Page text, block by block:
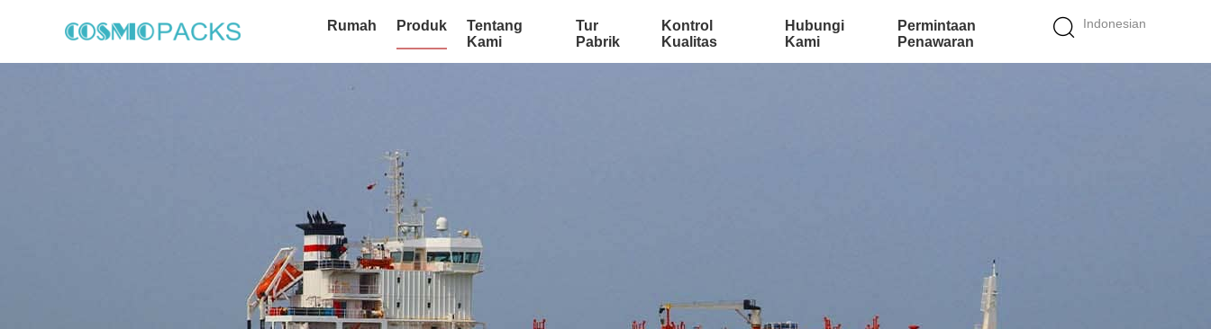
Indonesian
Rumah Produk
Tentang
Kami
Tur
Pabrik
Kontrol
Kualitas
Hubungi
Kami
Permintaan
Penawaran